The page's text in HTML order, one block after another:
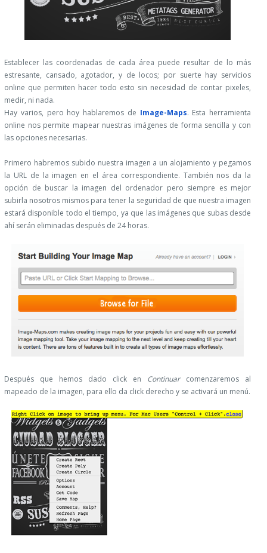
Establecer las coordenadas de cada área puede resultar de lo más
estresante, cansado, agotador, y de locos; por suerte hay servicios
online que permiten hacer todo esto sin necesidad de contar pixeles,
medir, ni nada.
Hay varios, pero hoy hablaremos de Image-Maps. Esta herramienta
online nos permite mapear nuestras imágenes de forma sencilla y con
las opciones necesarias.
Primero habremos subido nuestra imagen a un alojamiento y pegamos
la URL de la imagen en el área correspondiente. También nos da la
opción de buscar la imagen del ordenador pero siempre es mejor
subirla nosotros mismos para tener la seguridad de que nuestra imagen
estará disponible todo el tiempo, ya que las imágenes que subas desde
ahí serán eliminadas después de 24 horas.
Después que hemos dado click en Continuarcomenzaremos al
mapeado de la imagen, para ello da click derecho y se activará un menú.